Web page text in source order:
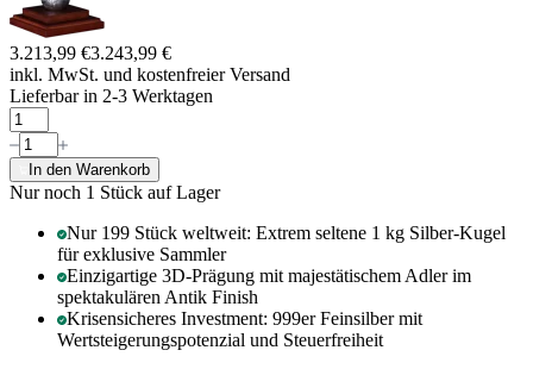
3.213,99 €3.243,99 €
inkl. MwSt. und kostenfreier Versand
Lieferbar in 2-3 Werktagen
In den Warenkorb
Nur noch 1 Stück auf Lager
Nur 199 Stück weltweit: Extrem seltene 1 kg Silber-Kugel
für exklusive Sammler
Einzigartige 3D-Prägung mit majestätischem Adler im
spektakulären Antik Finish
Krisensicheres Investment: 999er Feinsilber mit
Wertsteigerungspotenzial und Steuerfreiheit